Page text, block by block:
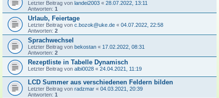
Letzter Beitrag von landei2003 « 28.07.2022, 13:11
Antworten: 1
Urlaub, Feiertage
Letzter Beitrag von c.bozok@uke.de « 04.07.2022, 22:58
Antworten: 2
Sprachwechsel
Letzter Beitrag von bekostan « 17.02.2022, 08:31
Antworten: 2
Rezeptliste in Tabelle Dynamisch
Letzter Beitrag von albi0028 « 24.04.2021, 11:19
LCD Summer aus verschiedenen Feldern bilden
Letzter Beitrag von radzmar « 04.03.2021, 20:39
Antworten: 1